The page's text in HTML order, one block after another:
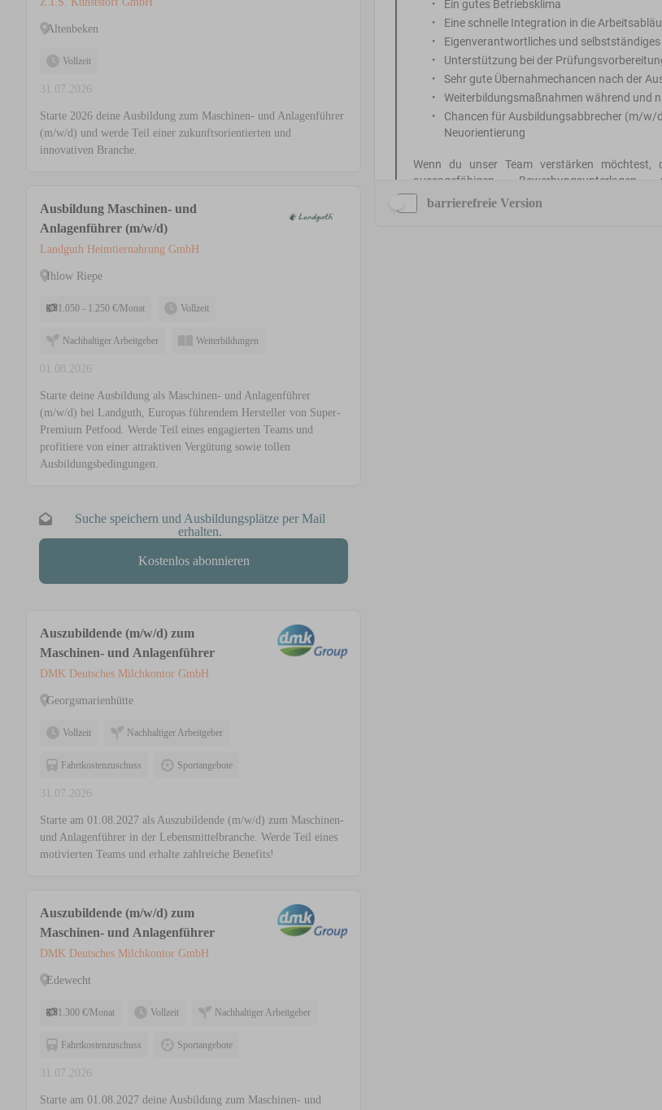
Altenbeken
Vollzeit
31.07.2026
Starte 2026 deine Ausbildung zum Maschinen- und Anlagenführer
(m/w/d) und werde Teil einer zukunftsorientierten und
innovativen Branche.
Ausbildung Maschinen- und
Anlagenführer (m/w/d)
Landguth Heimtiernahrung GmbH
Ihlow Riepe
1.050 - 1.250 €/Monat Vollzeit
Nachhaltiger Arbeitgeber Weiterbildungen
01.08.2026
Starte deine Ausbildung als Maschinen- und Anlagenführer
(m/w/d) bei Landguth, Europas führendem Hersteller von Super-
Premium Petfood. Werde Teil eines engagierten Teams und
profitiere von einer attraktiven Vergütung sowie tollen
Ausbildungsbedingungen.
Suche speichern und Ausbildungsplätze per Mail
erhalten.
Kostenlos abonnieren
Auszubildende (m/w/d) zum
Maschinen- und Anlagenführer
DMK Deutsches Milchkontor GmbH
Georgsmarienhütte
Vollzeit Nachhaltiger Arbeitgeber
Fahrtkostenzuschuss Sportangebote
31.07.2026
Starte am 01.08.2027 als Auszubildende (m/w/d) zum Maschinen-
und Anlagenführer in der Lebensmittelbranche. Werde Teil eines
motivierten Teams und erhalte zahlreiche Benefits!
Auszubildende (m/w/d) zum
Maschinen- und Anlagenführer
DMK Deutsches Milchkontor GmbH
Edewecht
1.300 €/Monat Vollzeit Nachhaltiger Arbeitgeber
Fahrtkostenzuschuss Sportangebote
31.07.2026
Starte am 01.08.2027 deine Ausbildung zum Maschinen- und
barrierefreie Version